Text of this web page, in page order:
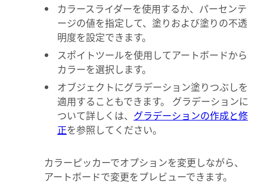
カラースライダーを使用するか、パーセンテ
ージの値を指定して、塗りおよび塗りの不透
明度を設定できます。
スポイトツールを使用してアートボードから
カラーを選択します。
オブジェクトにグラデーション塗りつぶしを
適用することもできます。 グラデーションに
ついて詳しくは、 グラデーションの作成と修
正を参照してください。
カラーピッカーでオプションを変更しながら、
アートボードで変更をプレビューできます。